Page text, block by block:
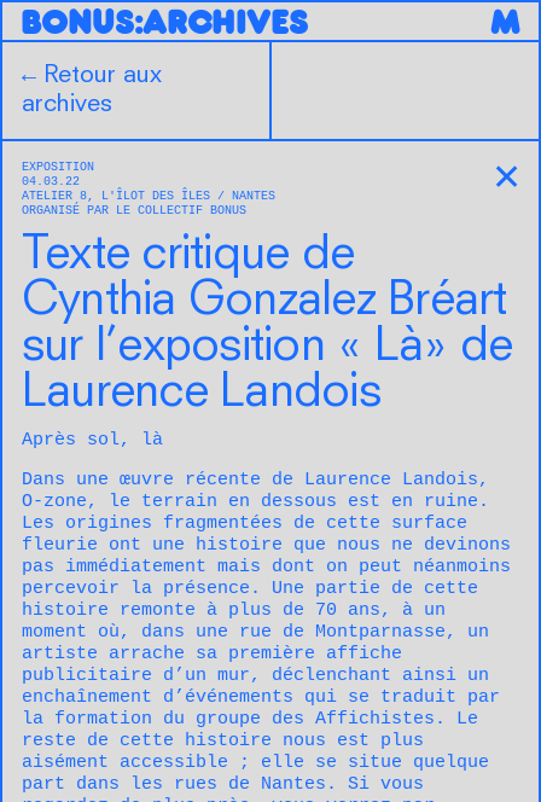
BONUS:ARCHIVES M
← Retour aux
archives
✕
EXPOSITION
04.03.22
ATELIER 8, L'ÎLOT DES ÎLES
NANTES
ORGANISÉ PAR LE COLLECTIF BONUS
Texte critique de
Cynthia Gonzalez Bréart
sur l’exposition « Là» de
Laurence Landois
Après sol, là
Dans une œuvre récente de Laurence Landois,
O-zone, le terrain en dessous est en ruine.
Les origines fragmentées de cette surface
fleurie ont une histoire que nous ne devinons
pas immédiatement mais dont on peut néanmoins
percevoir la présence. Une partie de cette
histoire remonte à plus de 70 ans, à un
moment où, dans une rue de Montparnasse, un
artiste arrache sa première affiche
publicitaire d’un mur, déclenchant ainsi un
enchaînement d’événements qui se traduit par
la formation du groupe des Affichistes. Le
reste de cette histoire nous est plus
aisément accessible ; elle se situe quelque
part dans les rues de Nantes. Si vous